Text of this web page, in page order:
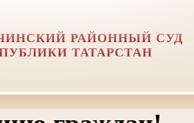
РАЙОННЫЙ СУД
ТАТАРСТАН